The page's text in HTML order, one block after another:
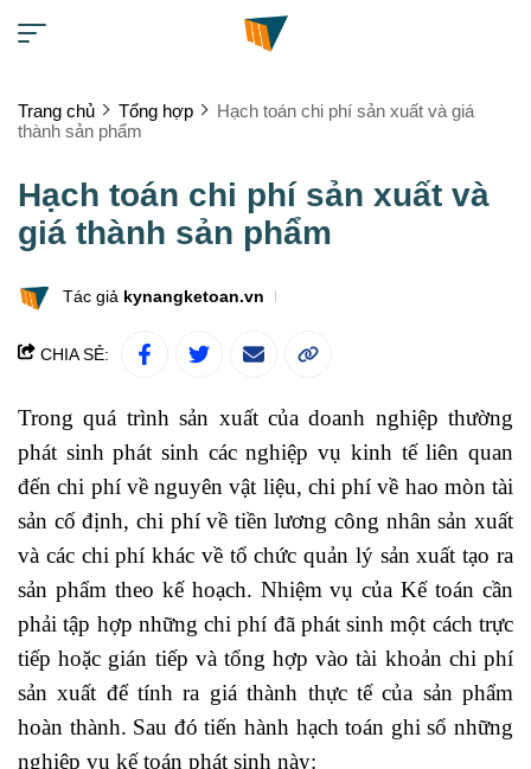
Trang chủ Tổng hợp
Hạch toán chi phí sản xuất và giá
thành sản phẩm
Hạch toán chi phí sản xuất và
giá thành sản phẩm
Tác giả kynangketoan.vn
CHIA SẺ:
Trong quá trình sản xuất của doanh nghiệp thường
phát sinh phát sinh các nghiệp vụ kinh tế liên quan
đến chi phí về nguyên vật liệu, chi phí về hao mòn tài
sản cố định, chi phí về tiền lương công nhân sản xuất
và các chi phí khác về tổ chức quản lý sản xuất tạo ra
sản phẩm theo kế hoạch. Nhiệm vụ của Kế toán cần
phải tập hợp những chi phí đã phát sinh một cách trực
tiếp hoặc gián tiếp và tổng hợp vào tài khoản chi phí
sản xuất để tính ra giá thành thực tế của sản phẩm
hoàn thành. Sau đó tiến hành hạch toán ghi sổ những
nghiệp vụ kế toán phát sinh này: